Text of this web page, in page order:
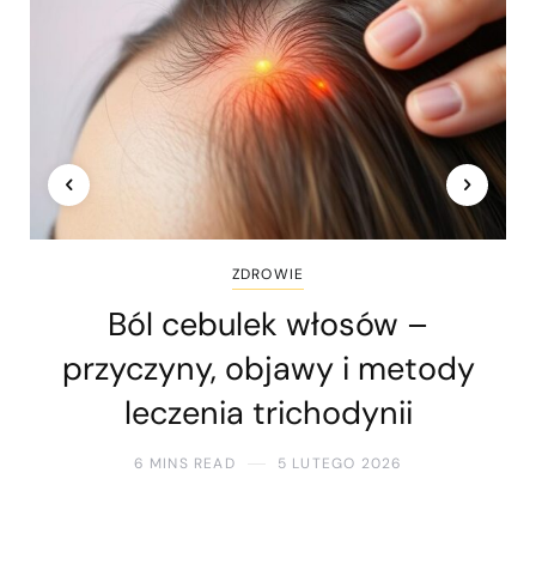
ZDROWIE
Ból cebulek włosów –
przyczyny, objawy i metody
leczenia trichodynii
6 MINS READ 5 LUTEGO 2026